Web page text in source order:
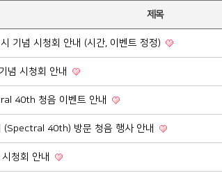
제목
기념 시청회 안내 (시간, 이벤트 정정)
념 시청회 안내
40th 청음 이벤트 안내
(Spectral 40th) 방문 청음 행사 안내
청회 안내